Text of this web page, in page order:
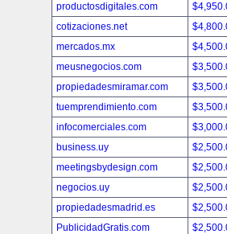
productosdigitales.com
cotizaciones.net
mercados.mx
meusnegocios.com
propiedadesmiramar.com
tuemprendimiento.com
infocomerciales.com
business.uy
meetingsbydesign.com
negocios.uy
propiedadesmadrid.es
PublicidadGratis.com